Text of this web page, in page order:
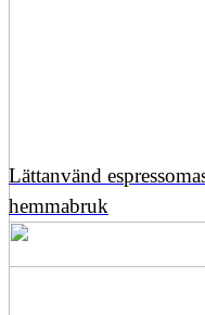
Lättanvänd
hemmabruk